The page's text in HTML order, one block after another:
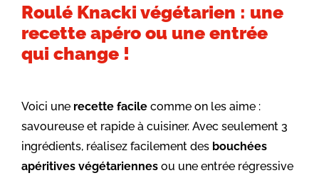
Roulé Knacki végétarien : une
recette apéro ou une entrée
qui change !
Voici une recette facile comme on les aime :
savoureuse et rapide à cuisiner. Avec seulement 3
ingrédients, réalisez facilement des bouchées
apéritives végétariennes ou une entrée régressive